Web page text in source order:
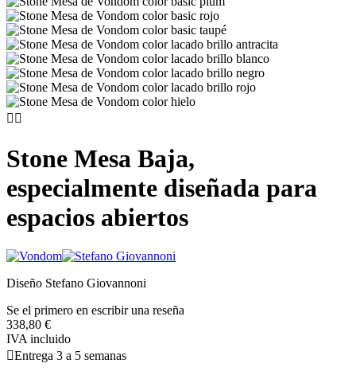
 
Stone Mesa Baja,
especialmente diseñada para
espacios abiertos
Diseño Stefano Giovannoni
Se el primero en escribir una reseña
338,80 €
IVA incluido
Entrega 3 a 5 semanas